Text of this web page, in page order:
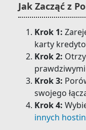
Jak Zacząć z
Krok 1:
karty
Krok 2:
Krok 3:
swojego
Krok 4:
innych